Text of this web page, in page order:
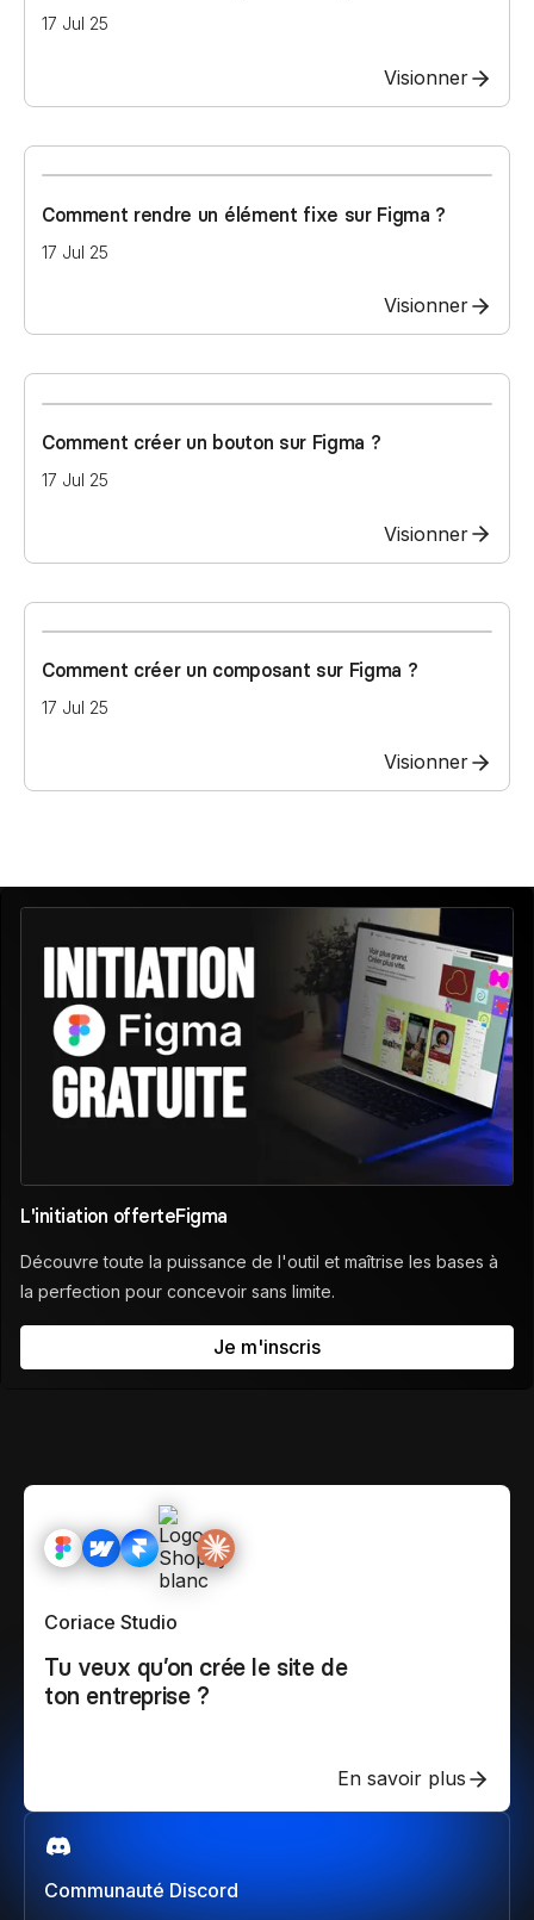
17 Jul 25
Visionner
Comment rendre un élément fixe sur Figma ?
17 Jul 25
Visionner
Comment créer un bouton sur Figma ?
17 Jul 25
Visionner
Comment créer un composant sur Figma ?
17 Jul 25
Visionner
L'initiation offerteFigma
Découvre toute la puissance de l'outil et maîtrise les bases à
la perfection pour concevoir sans limite.
Je m'inscris
Communauté Discord
Coriace Studio
Tu veux qu’on crée le site de
ton entreprise ?
En savoir plus